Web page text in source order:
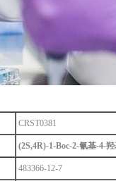
CRST0381
(2S,4R)-1-Boc-2-氰基-4-
483366-12-7